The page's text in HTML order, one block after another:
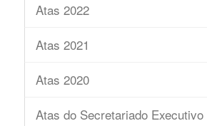
Atas 2022
Atas 2021
Atas 2020
Atas do Secretariado